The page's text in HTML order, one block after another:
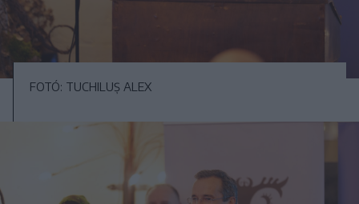
FOTÓ: TUCHILUȘ ALEX